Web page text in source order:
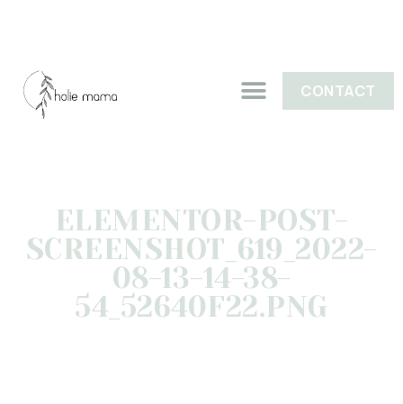
CONTACT
ELEMENTOR-POST-
SCREENSHOT_619_2022-
08-13-14-38-
54_52640F22.PNG